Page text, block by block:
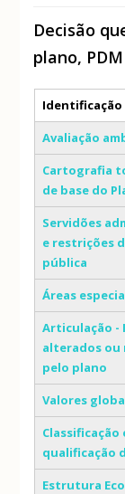
Decisão
plano,
Identificação
(separador
Avaliação
Cartografia
de base do
Servidões
e restrições
pública
Áreas
Articulação -
alterados ou
pelo plano
Valores
Classificação
qualificação
Estrutura